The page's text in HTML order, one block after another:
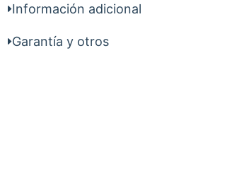
Información adicional
Garantía y otros